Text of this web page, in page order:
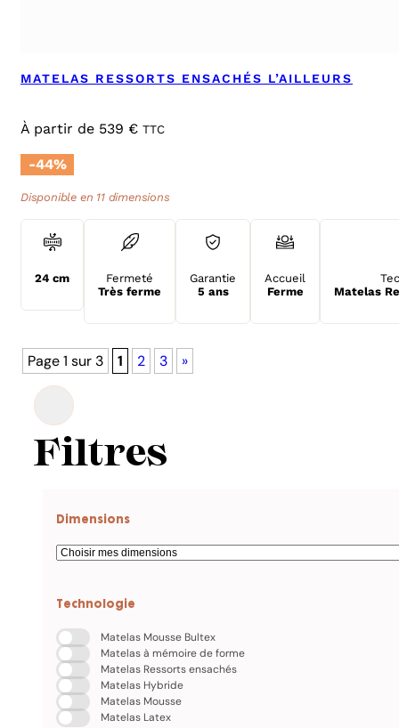
MATELAS RESSORTS ENSACHÉS L’AILLEURS
À partir de 539 € TTC
-44%
Disponible en 11 dimensions
24 cm
Fermeté
Très ferme
Garantie
5 ans
Accueil
Ferme
Matelas
Page 1 sur 3 1 2 3 »
Filtres
Matelas Mousse Bultex
Matelas à mémoire de forme
Matelas Ressorts ensachés
Matelas Hybride
Matelas Mousse